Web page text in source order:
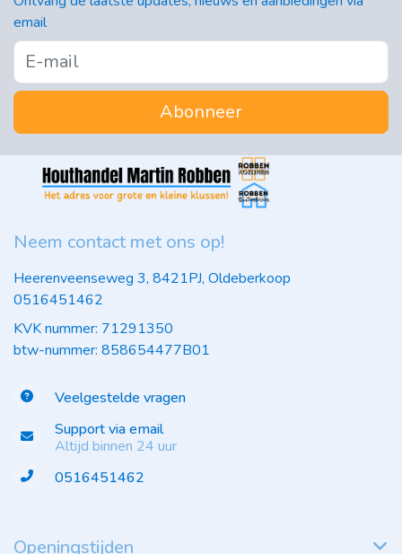
email
Abonneer
Neem contact met ons op!
Heerenveenseweg 3, 8421PJ, Oldeberkoop
0516451462
KVK nummer: 71291350
btw-nummer: 858654477B01
Veelgestelde vragen
Support via email
Altijd binnen 24 uur
0516451462
Openingstijden